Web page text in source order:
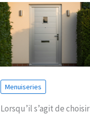
Menuiseries
Lorsqu’il s’agit de choisir